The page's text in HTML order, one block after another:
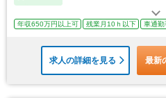
年収650万円以上可 残業月10ｈ以下 車通勤
求人の詳細を見る 最新